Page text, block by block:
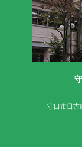
守口市日吉